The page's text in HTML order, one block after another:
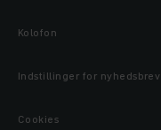
Kolofon
Indstillinger for nyhedsbrev
Cookies